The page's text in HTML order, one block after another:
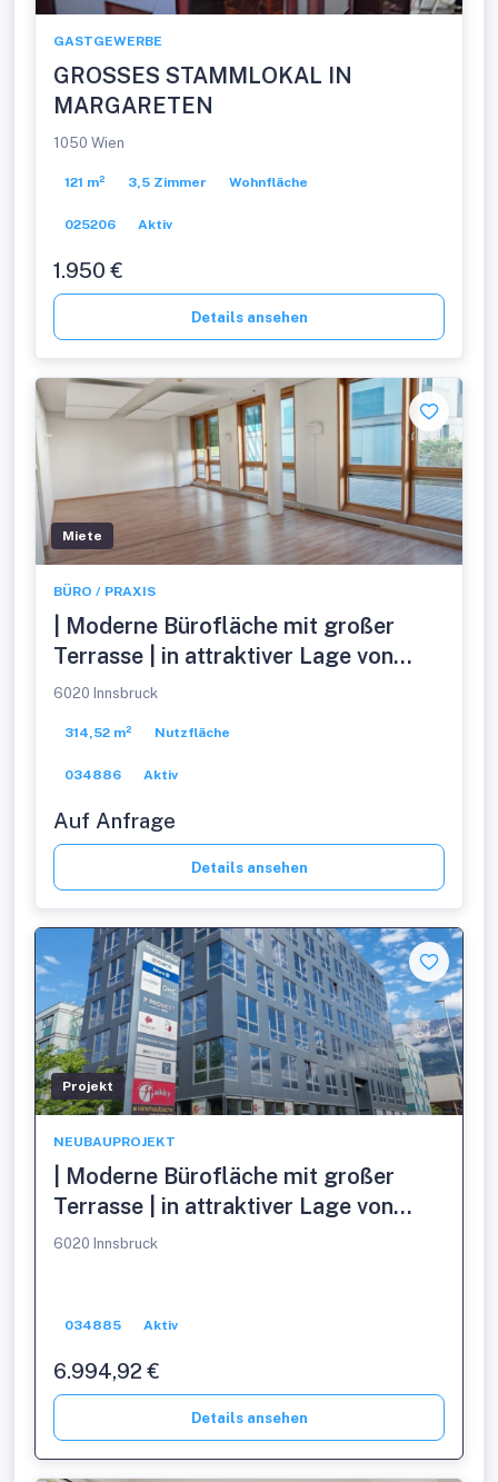
GASTGEWERBE
GROSSES STAMMLOKAL IN
MARGARETEN
1050 Wien
121 m² 3,5 Zimmer Wohnfläche
025206 Aktiv
1.950 €
Details ansehen
Miete
BÜRO / PRAXIS
| Moderne Bürofläche mit großer
Terrasse | in attraktiver Lage von
Innsbruck
6020 Innsbruck
314,52 m² Nutzfläche
034886 Aktiv
Auf Anfrage
Details ansehen
Projekt
NEUBAUPROJEKT
| Moderne Bürofläche mit großer
Terrasse | in attraktiver Lage von
Innsbruck
6020 Innsbruck
034885 Aktiv
6.994,92 €
Details ansehen